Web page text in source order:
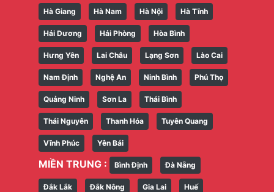
Hà Giang Hà Nam Hà Nội Hà Tĩnh
Hải Dương Hải Phòng Hòa Bình
Hưng Yên Lai Châu Lạng Sơn Lào Cai
Nam Định Nghệ An Ninh Bình Phú Thọ
Quảng Ninh Sơn La Thái Bình
Thái Nguyên Thanh Hóa Tuyên Quang
Vĩnh Phúc Yên Bái
MIỀN TRUNG : Bình Định Đà Nẵng
Đắk Lắk Đắk Nông Gia Lai Huế